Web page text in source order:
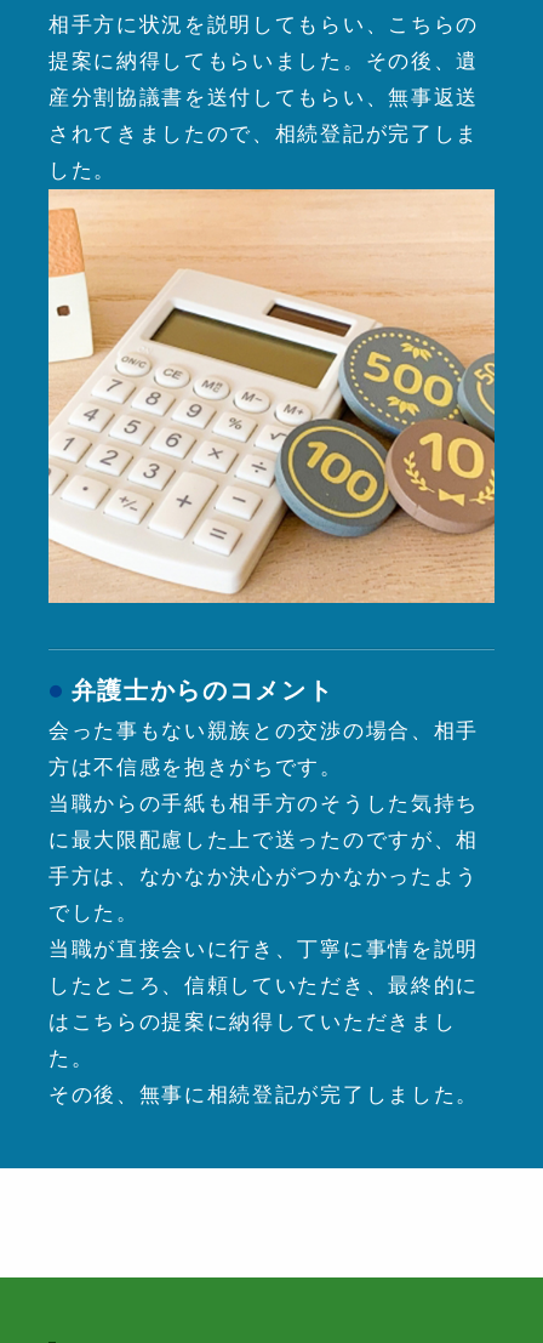
相手方に状況を説明してもらい、こちらの
提案に納得してもらいました。その後、遺
産分割協議書を送付してもらい、無事返送
されてきましたので、相続登記が完了しま
した。
弁護士からのコメント
会った事もない親族との交渉の場合、相手
方は不信感を抱きがちです。
当職からの手紙も相手方のそうした気持ち
に最大限配慮した上で送ったのですが、相
手方は、なかなか決心がつかなかったよう
でした。
当職が直接会いに行き、丁寧に事情を説明
したところ、信頼していただき、最終的に
はこちらの提案に納得していただきまし
た。
その後、無事に相続登記が完了しました。